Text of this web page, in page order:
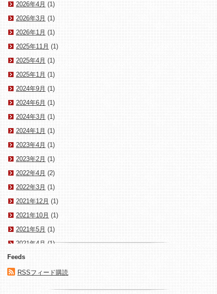
2026年4月 (1)
2026年3月 (1)
2026年1月 (1)
2025年11月 (1)
2025年4月 (1)
2025年1月 (1)
2024年9月 (1)
2024年6月 (1)
2024年3月 (1)
2024年1月 (1)
2023年4月 (1)
2023年2月 (1)
2022年4月 (2)
2022年3月 (1)
2021年12月 (1)
2021年10月 (1)
2021年5月 (1)
2021年4月 (1)
2021年3月
2020年1月(1)
Feeds
RSSフィード購読